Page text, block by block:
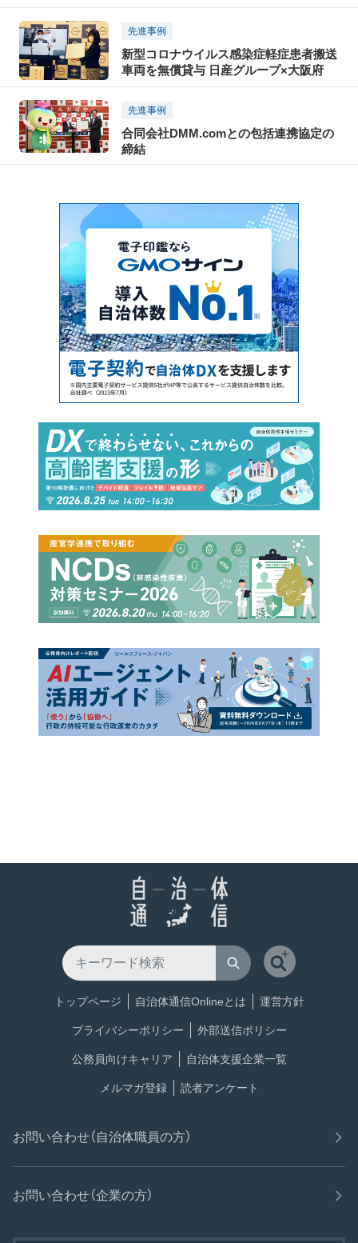
先進事例
新型コロナウイルス感染症軽症患者搬送
車両を無償貸与 日産グループ×大阪府
先進事例
合同会社DMM.comとの包括連携協定の
締結
トップページ 自治体通信Onlineとは 運営方針
プライバシーポリシー 外部送信ポリシー
公務員向けキャリア 自治体支援企業一覧
メルマガ登録 読者アンケート
お問い合わせ（自治体職員の方）
お問い合わせ（企業の方）